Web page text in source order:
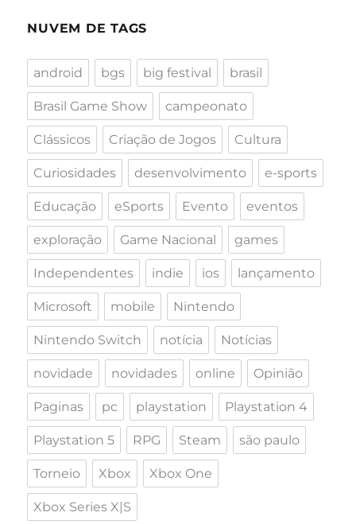
NUVEM DE TAGS
android bgs big festival brasil
Brasil Game Show campeonato
Clássicos Criação de Jogos Cultura
Curiosidades desenvolvimento e-sports
Educação eSports Evento eventos
exploração Game Nacional games
Independentes indie ios lançamento
Microsoft mobile Nintendo
Nintendo Switch notícia Notícias
novidade novidades online Opinião
Paginas pc playstation Playstation 4
Playstation 5 RPG Steam são paulo
Torneio Xbox Xbox One
Xbox Series X|S